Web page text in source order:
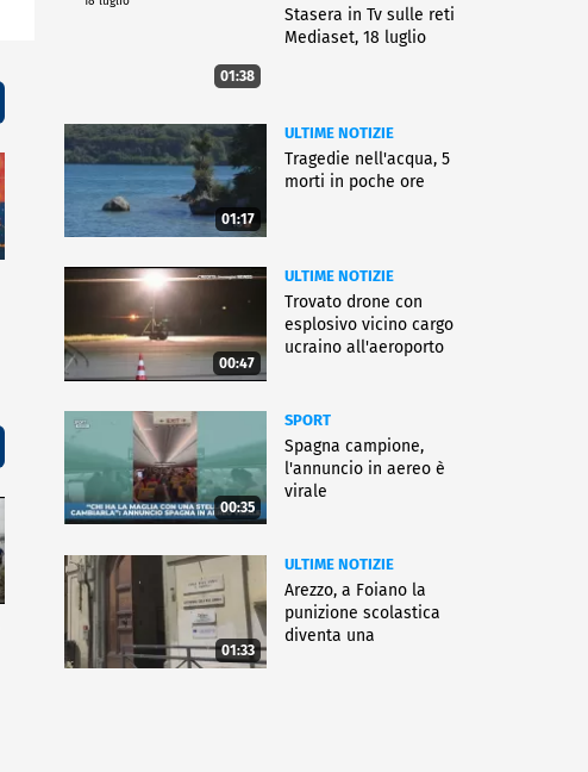
01:38
Stasera in Tv sulle reti
Mediaset, 18 luglio
01:17
ULTIME NOTIZIE
Tragedie nell'acqua, 5
morti in poche ore
00:47
ULTIME NOTIZIE
Trovato drone con
esplosivo vicino cargo
ucraino all'aeroporto
00:35
SPORT
Spagna campione,
l'annuncio in aereo è
virale
01:33
ULTIME NOTIZIE
Arezzo, a Foiano la
punizione scolastica
diventa una